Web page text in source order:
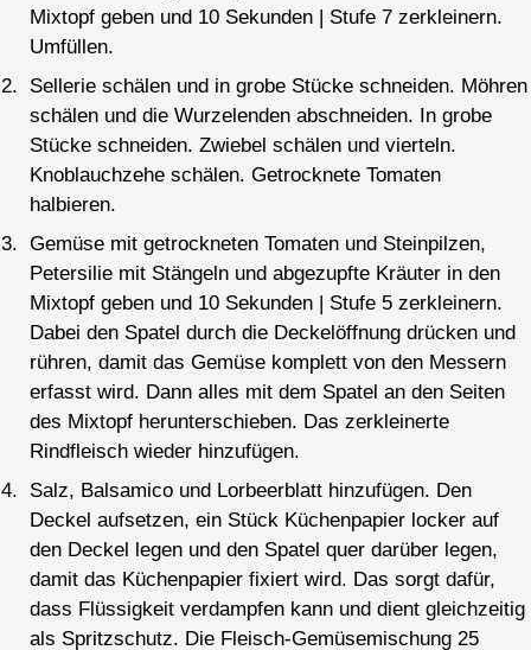
Mixtopf geben und 10 Sekunden | Stufe 7 zerkleinern.
Umfüllen.
Sellerie schälen und in grobe Stücke schneiden. Möhren
schälen und die Wurzelenden abschneiden. In grobe
Stücke schneiden. Zwiebel schälen und vierteln.
Knoblauchzehe schälen. Getrocknete Tomaten
halbieren.
Gemüse mit getrockneten Tomaten und Steinpilzen,
Petersilie mit Stängeln und abgezupfte Kräuter in den
Mixtopf geben und 10 Sekunden | Stufe 5 zerkleinern.
Dabei den Spatel durch die Deckelöffnung drücken und
rühren, damit das Gemüse komplett von den Messern
erfasst wird. Dann alles mit dem Spatel an den Seiten
des Mixtopf herunterschieben. Das zerkleinerte
Rindfleisch wieder hinzufügen.
Salz, Balsamico und Lorbeerblatt hinzufügen. Den
Deckel aufsetzen, ein Stück Küchenpapier locker auf
den Deckel legen und den Spatel quer darüber legen,
damit das Küchenpapier fixiert wird. Das sorgt dafür,
dass Flüssigkeit verdampfen kann und dient gleichzeitig
als Spritzschutz. Die Fleisch-Gemüsemischung 25